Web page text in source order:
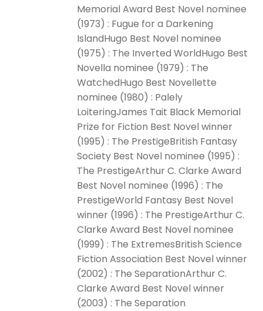
Memorial Award Best Novel nominee
(1973) : Fugue for a Darkening
IslandHugo Best Novel nominee
(1975) : The Inverted WorldHugo Best
Novella nominee (1979) : The
WatchedHugo Best Novellette
nominee (1980) : Palely
LoiteringJames Tait Black Memorial
Prize for Fiction Best Novel winner
(1995) : The PrestigeBritish Fantasy
Society Best Novel nominee (1995) :
The PrestigeArthur C. Clarke Award
Best Novel nominee (1996) : The
PrestigeWorld Fantasy Best Novel
winner (1996) : The PrestigeArthur C.
Clarke Award Best Novel nominee
(1999) : The ExtremesBritish Science
Fiction Association Best Novel winner
(2002) : The SeparationArthur C.
Clarke Award Best Novel winner
(2003) : The Separation